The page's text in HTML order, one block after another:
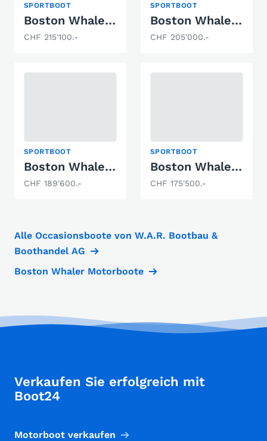
SPORTBOOT
Boston Whaler 250 Outrage
CHF 215'100.-
SPORTBOOT
Boston Whaler 240 Vantage
CHF 205'000.-
SPORTBOOT
Boston Whaler 250 Dauntless
CHF 189'600.-
SPORTBOOT
Boston Whaler 230 Outrage
CHF 175'500.-
Alle Occasionsboote von W.A.R. Bootbau &
Boothandel AG
Boston Whaler Motorboote
Verkaufen Sie erfolgreich mit
Boot24
Motorboot verkaufen